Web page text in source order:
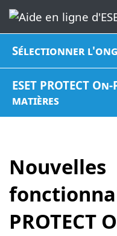
Sélectionner
ESET PROTECT
matières
Nouvelles
PROTECT